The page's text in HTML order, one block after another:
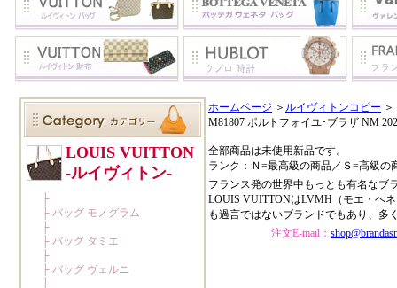
ホームページ ＞ ルイヴィトンコピー ＞
M81807 ポルトフォイユ･ブラザ NM
全部商品は未使用新品です。
ランク：Ｎ=最高級の商品／Ｓ=高級の
フランス発の世界中もっとも有名なブ
LOUIS VUITTONはLVMH（モエ・ヘ
も過言ではないブランドでもあり、多
注文E-mail：